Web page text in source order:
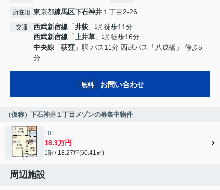
所在地 東京都練馬区下石神井 １丁目2-26
交通 西武新宿線 「井荻 」駅 徒歩11分
西武新宿線 「 上井草 」駅 徒歩16分
中央線 「荻窪 」駅 バス11分 西武バス「八成橋」 停歩5
分
無料 お問い合わせ
（仮称）下石神井１丁目メゾンの募集中物件
101
18.3万円
1階 / 18.27坪(60.41㎡)
周辺施設